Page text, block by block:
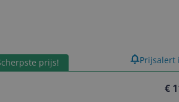
artikelen gevonden.
prijs!
€
Prijsalert